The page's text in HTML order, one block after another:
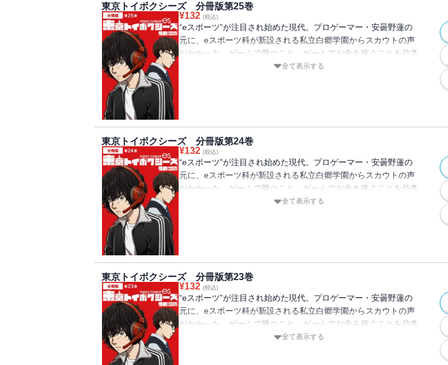
東京トイボクシーズ 分冊版第25巻
¥132 (税込)
“eスポーツ”が注目され始めた現代。プロゲーマー・安曇野蓮の
元に、eスポーツ科が新設される私立白郷学園からスカウトの声
がかかった。ゲームで勝つこと、ゲームでお金を稼ぐことを信条
とする蓮。自分の生き方に悩む、ゲーム初心者の神崎真代。ここ
全て表示する
東京トイボクシーズ 分冊版第24巻
¥132 (税込)
“eスポーツ”が注目され始めた現代。プロゲーマー・安曇野蓮の
元に、eスポーツ科が新設される私立白郷学園からスカウトの声
がかかった。ゲームで勝つこと、ゲームでお金を稼ぐことを信条
とする蓮。自分の生き方に悩む、ゲーム初心者の神崎真代。ここ
全て表示する
東京トイボクシーズ 分冊版第23巻
¥132 (税込)
“eスポーツ”が注目され始めた現代。プロゲーマー・安曇野蓮の
元に、eスポーツ科が新設される私立白郷学園からスカウトの声
がかかった。ゲームで勝つこと、ゲームでお金を稼ぐことを信条
とする蓮。自分の生き方に悩む、ゲーム初心者の神崎真代。ここ
全て表示する